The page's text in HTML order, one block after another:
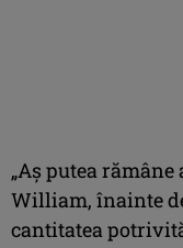
„Aş putea
William, înainte
cantitatea